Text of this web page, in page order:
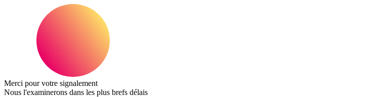
Merci pour votre signalement
Nous l'examinerons dans les plus brefs délais